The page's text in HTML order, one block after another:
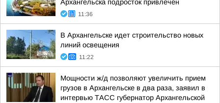
Архангельска подросток привлечен
11:36
В Архангельске идет строительство новых
линий освещения
11:22
Мощности ж/д позволяют увеличить прием
грузов в Архангельске в два раза, заявил в
интервью ТАСС губернатор Архангельской